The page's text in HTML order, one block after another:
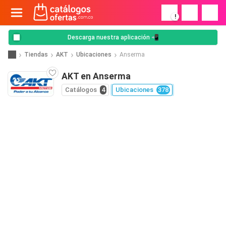
!
Descarga nuestra aplicación 📲
Tiendas AKT Ubicaciones Anserma
AKT en Anserma
Catálogos 4 Ubicaciones 378